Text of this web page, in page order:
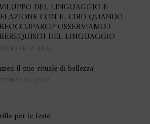
DEL LINGUAGGIO E
CON IL CIBO QUANDO
OSSERVIAMO I
DEL LINGUAGGIO
12, 2022
il mio rituale di bellezza!
10, 2022
per le feste